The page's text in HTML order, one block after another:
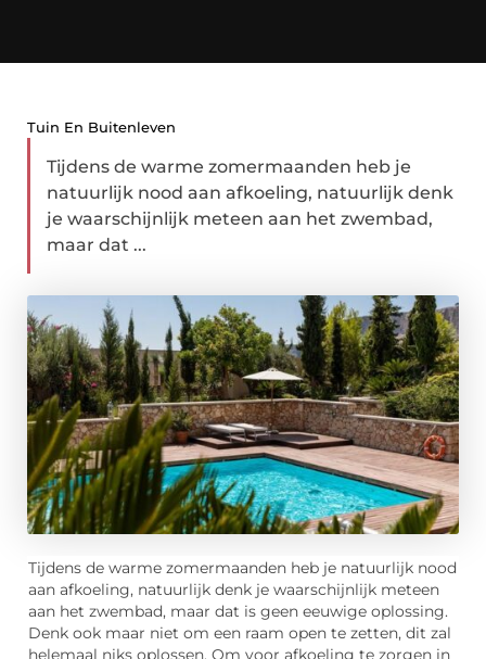
Tuin En Buitenleven
Tijdens de warme zomermaanden heb je
natuurlijk nood aan afkoeling, natuurlijk denk
je waarschijnlijk meteen aan het zwembad,
maar dat ...
Tijdens de warme zomermaanden heb je natuurlijk nood
aan afkoeling, natuurlijk denk je waarschijnlijk meteen
aan het zwembad, maar dat is geen eeuwige oplossing.
Denk ook maar niet om een raam open te zetten, dit zal
helemaal niks oplossen. Om voor afkoeling te zorgen in